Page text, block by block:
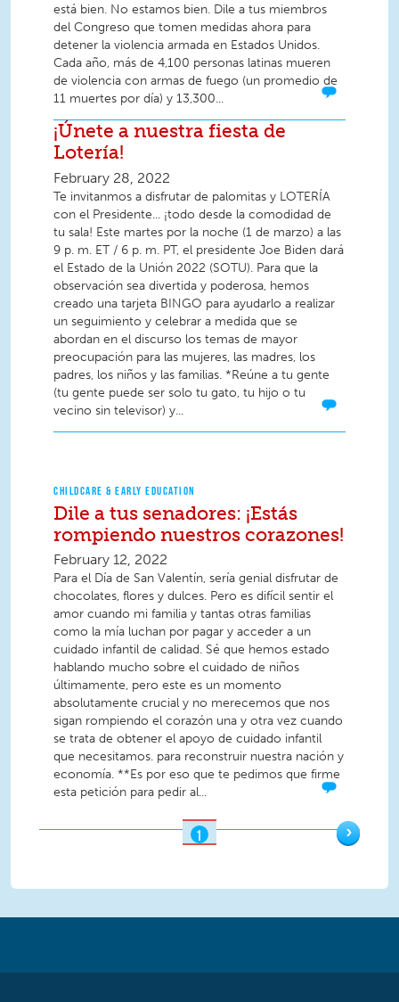
está bien. No estamos bien. Dile a tus miembros
del Congreso que tomen medidas ahora para
detener la violencia armada en Estados Unidos.
Cada año, más de 4,100 personas latinas mueren
de violencia con armas de fuego (un promedio de
11 muertes por día) y 13,300...
¡Únete a nuestra fiesta de
Lotería!
February 28, 2022
Te invitanmos a disfrutar de palomitas y LOTERÍA
con el Presidente... ¡todo desde la comodidad de
tu sala! Este martes por la noche (1 de marzo) a las
9 p. m. ET / 6 p. m. PT, el presidente Joe Biden dará
el Estado de la Unión 2022 (SOTU). Para que la
observación sea divertida y poderosa, hemos
creado una tarjeta BINGO para ayudarlo a realizar
un seguimiento y celebrar a medida que se
abordan en el discurso los temas de mayor
preocupación para las mujeres, las madres, los
padres, los niños y las familias. *Reúne a tu gente
(tu gente puede ser solo tu gato, tu hijo o tu
vecino sin televisor) y...
CHILDCARE & EARLY EDUCATION
Dile a tus senadores: ¡Estás
rompiendo nuestros corazones!
February 12, 2022
Para el Día de San Valentín, sería genial disfrutar de
chocolates, flores y dulces. Pero es difícil sentir el
amor cuando mi familia y tantas otras familias
como la mía luchan por pagar y acceder a un
cuidado infantil de calidad. Sé que hemos estado
hablando mucho sobre el cuidado de niños
últimamente, pero este es un momento
absolutamente crucial y no merecemos que nos
sigan rompiendo el corazón una y otra vez cuando
se trata de obtener el apoyo de cuidado infantil
que necesitamos. para reconstruir nuestra nación y
economía. **Es por eso que te pedimos que firme
esta petición para pedir al...
1
›